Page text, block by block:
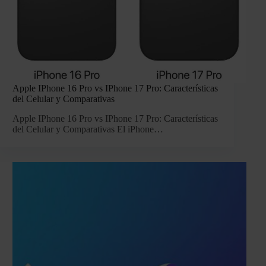
Apple IPhone 16 Pro vs IPhone 17 Pro: Características
del Celular y Comparativas
Apple IPhone 16 Pro vs IPhone 17 Pro: Características
del Celular y Comparativas El iPhone…